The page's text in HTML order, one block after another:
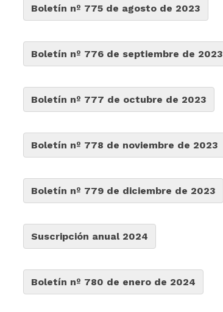
Boletín nº 775 de agosto de 2023
Boletín nº 776 de septiembre de 2023
Boletín nº 777 de octubre de 2023
Boletín nº 778 de noviembre de 2023
Boletín nº 779 de diciembre de 2023
Suscripción anual 2024
Boletín nº 780 de enero de 2024